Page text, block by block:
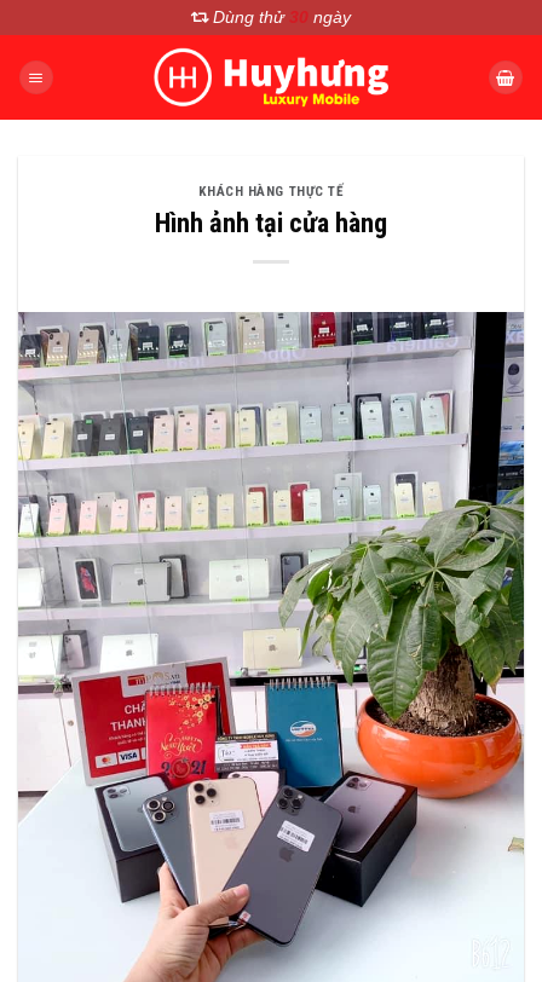
nội
Dùng thử 30 ngày
KHÁCH HÀNG THỰC TẾ
Hình ảnh tại cửa hàng